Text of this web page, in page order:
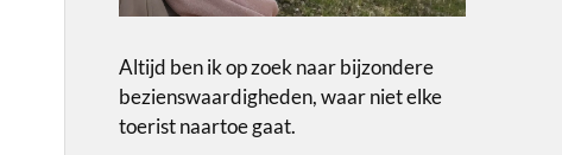
Altijd ben ik op zoek naar bijzondere
bezienswaardigheden, waar niet elke
toerist naartoe gaat.